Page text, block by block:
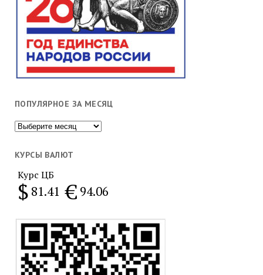
ПОПУЛЯРНОЕ ЗА МЕСЯЦ
Популярное
месяц
КУРСЫ ВАЛЮТ
Курс ЦБ
$ 81.41 € 94.06